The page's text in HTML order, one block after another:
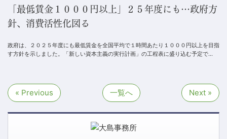
「最低賃金１０００円以上」２５年度にも…政府方
針、消費活性化図る
政府は、２０２５年度にも最低賃金を全国平均で１時間あたり１０００円以上を目指
す方針を示しました。「新しい資本主義の実行計画」の工程表に盛り込む予定で
« Previous 一覧へ Next »